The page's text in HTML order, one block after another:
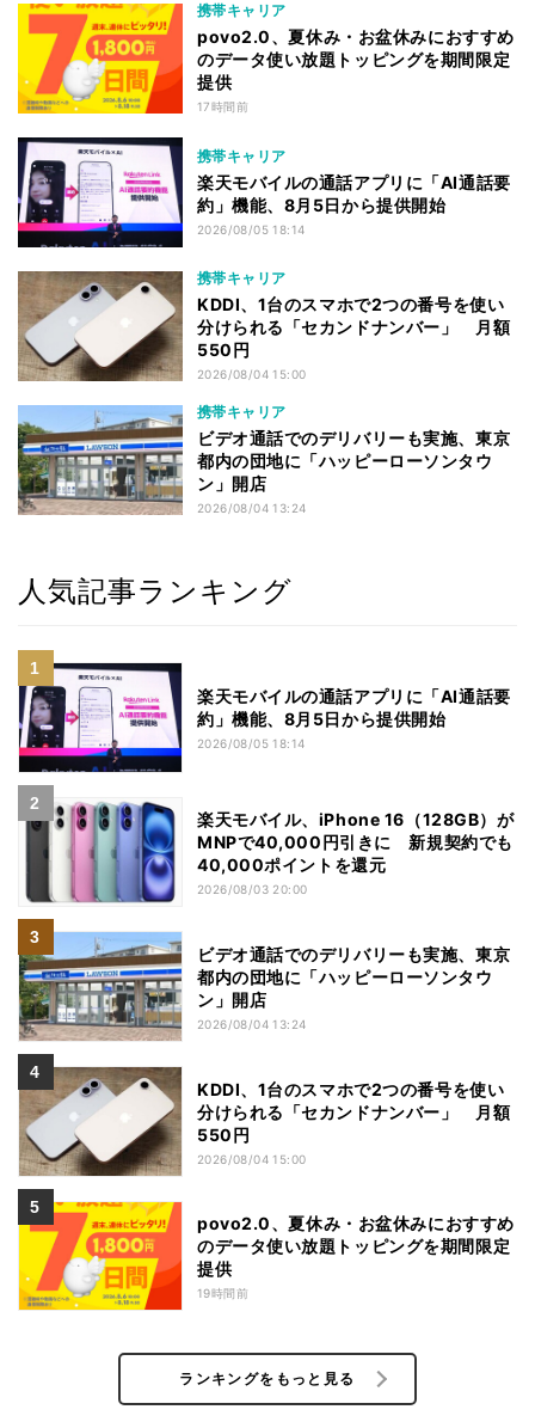
携帯キャリア
povo2.0、夏休み・お盆休みにおすすめ
のデータ使い放題トッピングを期間限定
提供
17時間前
携帯キャリア
楽天モバイルの通話アプリに「AI通話要
約」機能、8月5日から提供開始
2026/08/05 18:14
携帯キャリア
KDDI、1台のスマホで2つの番号を使い
分けられる「セカンドナンバー」 月額
550円
2026/08/04 15:00
携帯キャリア
ビデオ通話でのデリバリーも実施、東京
都内の団地に「ハッピーローソンタウ
ン」開店
2026/08/04 13:24
人気記事ランキング
楽天モバイルの通話アプリに「AI通話要
約」機能、8月5日から提供開始
2026/08/05 18:14
楽天モバイル、iPhone 16（128GB）が
MNPで40,000円引きに 新規契約でも
40,000ポイントを還元
2026/08/03 20:00
ビデオ通話でのデリバリーも実施、東京
都内の団地に「ハッピーローソンタウ
ン」開店
2026/08/04 13:24
KDDI、1台のスマホで2つの番号を使い
分けられる「セカンドナンバー」 月額
550円
2026/08/04 15:00
povo2.0、夏休み・お盆休みにおすすめ
のデータ使い放題トッピングを期間限定
提供
19時間前
ランキングをもっと見る